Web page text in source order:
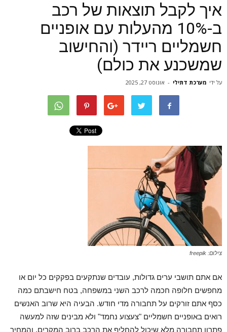
איך לקבל תוצאות של רכב
ב-10% מהעלות עם אופניים
חשמליים ריידר (והחישוב
שמשכנע את כולם)
על ידי מערכת דתילי - אוגוסט 27, 2025
צילום: freepik
אם אתם תושבי ערים גדולות, עובדים שנתקעים בפקקים כל יום או
מחפשים חלופה חכמה לרכב השני במשפחה, בטח חישבתם כמה
כסף אתם זורקים על תחבורה מדי חודש. הבעיה היא שרוב האנשים
רואים באופניים חשמליים "צעצוע נחמד" ולא מבינים שזה למעשה
פתרון תחבורה מלא שיכול להחליף את הרכב ברוב המקרים. והמחיר